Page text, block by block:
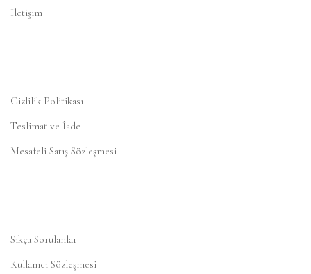
İletişim
Gizlilik Politikası
Teslimat ve İade
Mesafeli Satış Sözleşmesi
Sıkça Sorulanlar
Kullanıcı Sözleşmesi